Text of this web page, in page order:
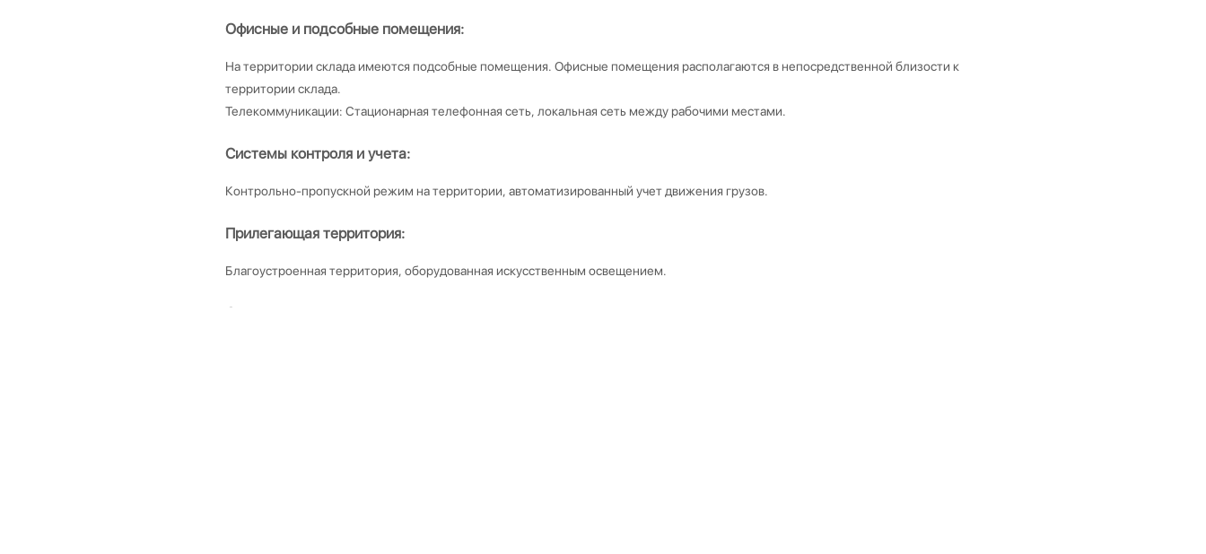
Офисные и подсобные помещения:
На территории склада имеются подсобные помещения. Офисные помещения располагаются в непосредственной близости к
территории склада.
Телекоммуникации: Стационарная телефонная сеть, локальная сеть между рабочими местами.
Системы контроля и учета:
Контрольно-пропускной режим на территории, автоматизированный учет движения грузов.
Прилегающая территория:
Благоустроенная территория, оборудованная искусственным освещением.
Стоянки для автотранспорта: